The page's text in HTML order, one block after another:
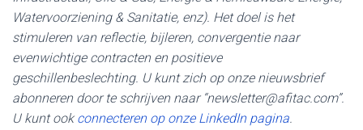
Watervoorziening & Sanitatie, enz). Het doel is het
stimuleren van reflectie, bijleren, convergentie naar
evenwichtige contracten en positieve
geschillenbeslechting. U kunt zich op onze nieuwsbrief
abonneren door te schrijven naar “newsletter@afitac.com”.
U kunt ookconnecteren op onze LinkedIn pagina.